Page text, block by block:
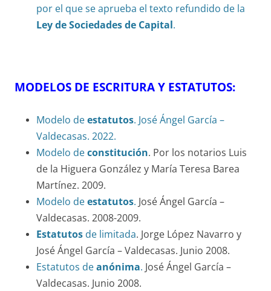
por el que se aprueba el texto refundido de la
Ley de Sociedades de Capital.
MODELOS DE ESCRITURA Y ESTATUTOS:
Modelo deestatutos. José Ángel García –
Valdecasas. 2022.
Modelo deconstitución. Por los notarios Luis
de la Higuera González y María Teresa Barea
Martínez. 2009.
Modelo deestatutos. José Ángel García –
Valdecasas. 2008-2009.
Estatutos de limitada. Jorge López Navarro y
José Ángel García – Valdecasas. Junio 2008.
Estatutos deanónima. José Ángel García –
Valdecasas. Junio 2008.